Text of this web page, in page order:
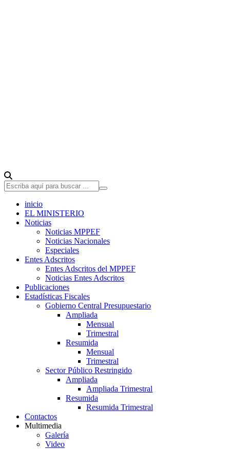
inicio
EL MINISTERIO
Noticias
Noticias MPPEF
Noticias Nacionales
Especiales
Entes Adscritos
Entes Adscritos del MPPEF
Noticias Entes Adscritos
Publicaciones
Estadísticas Fiscales
Gobierno Central Presupuestario
Ampliada
Mensual
Trimestral
Resumida
Mensual
Trimestral
Sector Público Restringido
Ampliada
Ampliada Trimestral
Resumida
Resumida Trimestral
Contactos
Multimedia
Galería
Video